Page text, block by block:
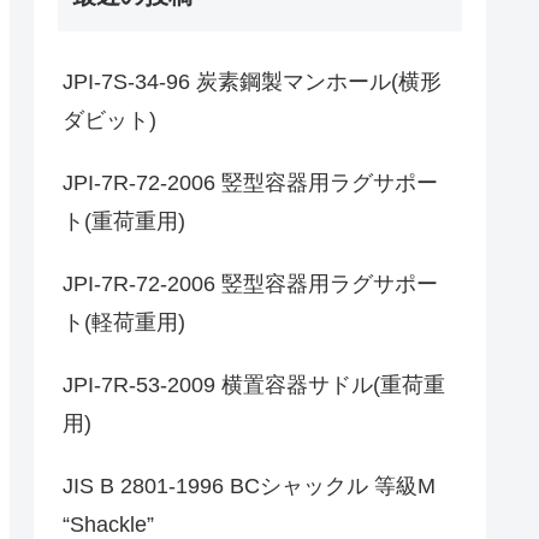
JPI-7S-34-96 炭素鋼製マンホール(横形
ダビット)
JPI-7R-72-2006 竪型容器用ラグサポー
ト(重荷重用)
JPI-7R-72-2006 竪型容器用ラグサポー
ト(軽荷重用)
JPI-7R-53-2009 横置容器サドル(重荷重
用)
JIS B 2801-1996 BCシャックル 等級M
“Shackle”